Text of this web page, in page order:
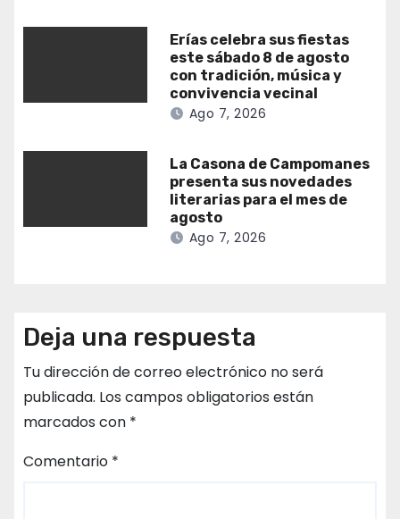
Erías celebra sus fiestas
este sábado 8 de agosto
con tradición, música y
convivencia vecinal
Ago 7, 2026
La Casona de Campomanes
presenta sus novedades
literarias para el mes de
agosto
Ago 7, 2026
Deja una respuesta
Tu dirección de correo electrónico no será
publicada. Los campos obligatorios están
marcados con *
Comentario *